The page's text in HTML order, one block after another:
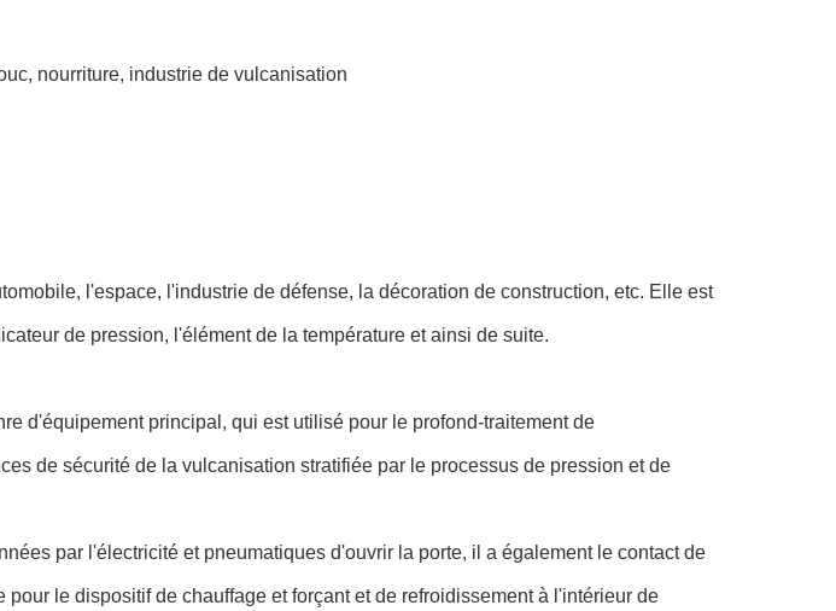
nourriture, industrie de vulcanisation
l'espace, l'industrie de défense, la décoration de construction, etc. Elle est
de pression, l'élément de la température et ainsi de suite.
d'équipement principal, qui est utilisé pour le profond-traitement de
de sécurité de la vulcanisation stratifiée par le processus de pression et de
par l'électricité et pneumatiques d'ouvrir la porte, il a également le contact de
pour le dispositif de chauffage et forçant et de refroidissement à l'intérieur de